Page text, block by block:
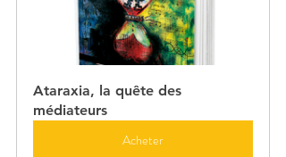
Ataraxia, la quête des
médiateurs
Acheter